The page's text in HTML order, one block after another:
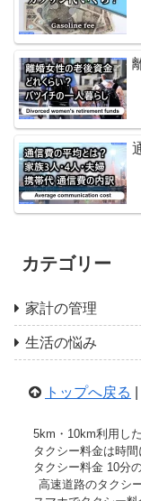
カテゴリー
家計の管理
生活の悩み
トップへ戻る
5km・10km利用し
タクシー料金は時
タクシー料金 10分
高速道路のタクシ